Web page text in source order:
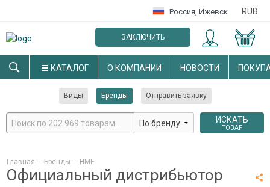
Россия, Ижевск RUB
ЗАКЛЮЧИТЬ
ОПТОВЫЙ ДОГОВОР
КАТАЛОГ О КОМПАНИИ НОВОСТИ
Виды Бренды Отправить заявку
ИСКАТЬ
ТОВАР
Главная - Бренды - HME
Официальный дистрибьютор